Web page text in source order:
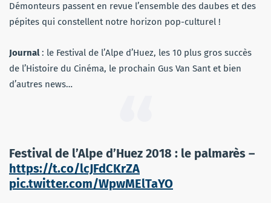
Démonteurs passent en revue l’ensemble des daubes et des
pépites qui constellent notre horizon pop-culturel !
Journal: le Festival de l’Alpe d’Huez, les 10 plus gros succès
de l’Histoire du Cinéma, le prochain Gus Van Sant et bien
d’autres news…
Festival de l’Alpe d’Huez 2018 : le palmarès –
https://t.co/lcJFdCKrZA
pic.twitter.com/WpwMElTaYO